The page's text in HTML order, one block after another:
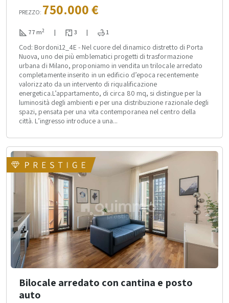
PREZZO: 750.000 €
77 m2 | 3 | 1
Cod: Bordoni12_4E - Nel cuore del dinamico distretto di Porta
Nuova, uno dei più emblematici progetti di trasformazione
urbana di Milano, proponiamo in vendita un trilocale arredato
completamente inserito in un edificio d’epoca recentemente
valorizzato da un intervento di riqualificazione
energetica.L’appartamento, di circa 80 mq, si distingue per la
luminosità degli ambienti e per una distribuzione razionale degli
spazi, pensata per una vita contemporanea nel centro della
città. L’ingresso introduce a una...
Bilocale arredato con cantina e posto
auto